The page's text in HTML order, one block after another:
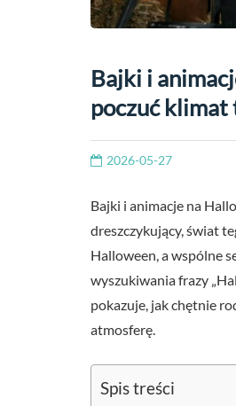
Bajki i
poczuć klimat
2026-05-27
Bajki i animacje na
dreszczykujący, świat
Halloween, a wspólne
wyszukiwania frazy
pokazuje, jak chętnie
atmosferę.
Spis treści